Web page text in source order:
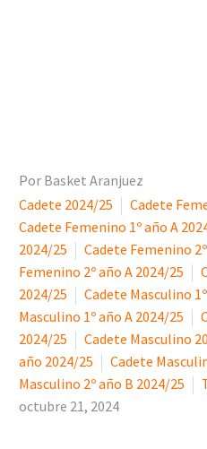
Por Basket Aranjuez
Cadete 2024/25
Cadete
Cadete Femenino 1º año A
2024/25
Cadete Femenino
Femenino 2º año A 2024/25
2024/25
Cadete Masculino
Masculino 1º año A 2024/25
2024/25
Cadete Masculino
año 2024/25
Cadete
Masculino 2º año B 2024/25
octubre 21, 2024